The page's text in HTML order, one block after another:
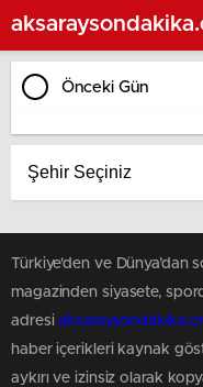
Önceki Gün
Türkiye'den ve Dünya’dan
magazinden siyasete,
adresi
haber içerikleri kaynak
aykırı ve izinsiz olarak